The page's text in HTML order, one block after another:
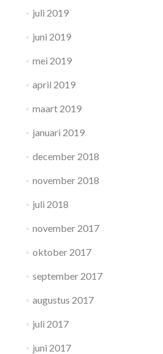
juli 2019
juni 2019
mei 2019
april 2019
maart 2019
januari 2019
december 2018
november 2018
juli 2018
november 2017
oktober 2017
september 2017
augustus 2017
juli 2017
juni 2017